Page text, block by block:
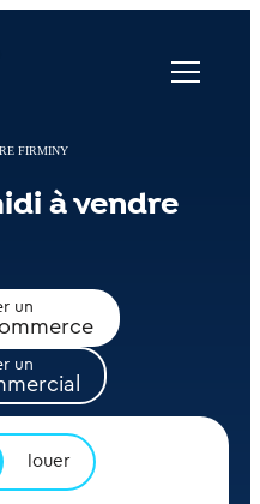
FIRMINY
à vendre
un
un
louer